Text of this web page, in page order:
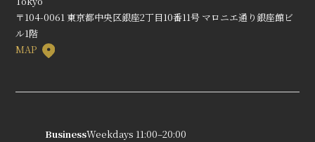
〒104-0061 東京都中央区銀座2丁目10番11号 マロニエ通り銀座館ビ
ル1階
MAP
BusinessWeekdays 11:00–20:00